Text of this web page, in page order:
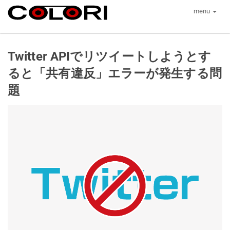
menu
Twitter APIでリツイートしようとす
ると「共有違反」エラーが発生する問
題